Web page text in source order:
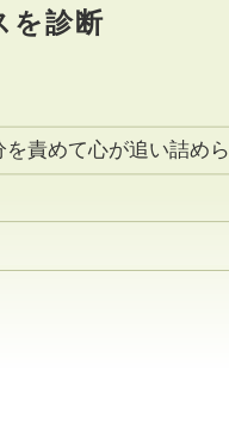
を診断
責めて心が追い詰めら